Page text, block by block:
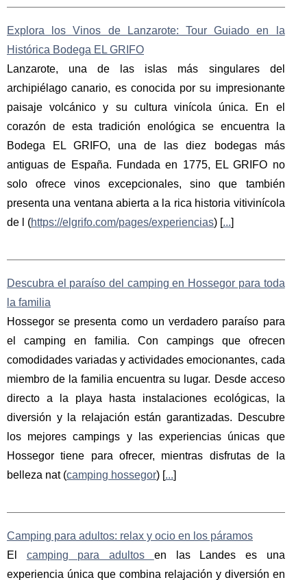
Explora los Vinos de Lanzarote: Tour Guiado en la
Histórica Bodega EL GRIFO
Lanzarote, una de las islas más singulares del
archipiélago canario, es conocida por su impresionante
paisaje volcánico y su cultura vinícola única. En el
corazón de esta tradición enológica se encuentra la
Bodega EL GRIFO, una de las diez bodegas más
antiguas de España. Fundada en 1775, EL GRIFO no
solo ofrece vinos excepcionales, sino que también
presenta una ventana abierta a la rica historia vitivinícola
de l (https://elgrifo.com/pages/experiencias) [...]
Descubra el paraíso del camping en Hossegor para toda
la familia
Hossegor se presenta como un verdadero paraíso para
el camping en familia. Con campings que ofrecen
comodidades variadas y actividades emocionantes, cada
miembro de la familia encuentra su lugar. Desde acceso
directo a la playa hasta instalaciones ecológicas, la
diversión y la relajación están garantizadas. Descubre
los mejores campings y las experiencias únicas que
Hossegor tiene para ofrecer, mientras disfrutas de la
belleza nat (camping hossegor) [...]
Camping para adultos: relax y ocio en los páramos
El camping para adultos en las Landes es una
experiencia única que combina relajación y diversión en